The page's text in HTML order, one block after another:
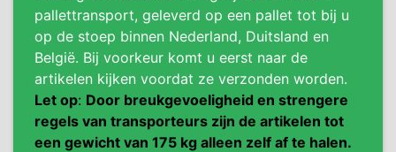
pallettransport, geleverd op een pallet tot bij u
op de stoep binnen Nederland, Duitsland en
België. Bij voorkeur komt u eerst naar de
artikelen kijken voordat ze verzonden worden.
Let op: Door breukgevoeligheid en strengere
regels van transporteurs zijn de artikelen tot
een gewicht van 175 kg alleen zelf af te halen.